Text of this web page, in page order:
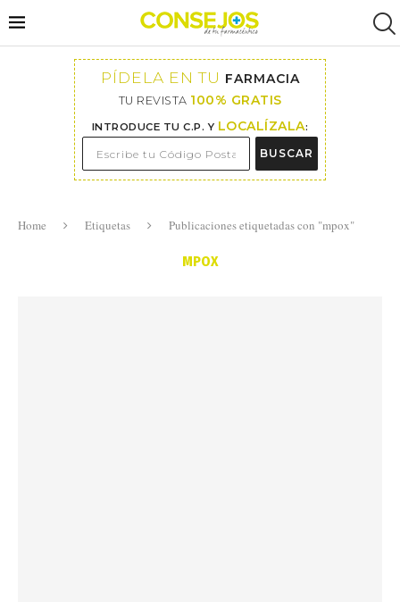
PÍDELA EN TU FARMACIA
TU REVISTA 100% GRATIS
INTRODUCE TU C.P. Y LOCALÍZALA:
BUSCAR
Home Etiquetas Publicaciones etiquetadas con "mpox"
MPOX